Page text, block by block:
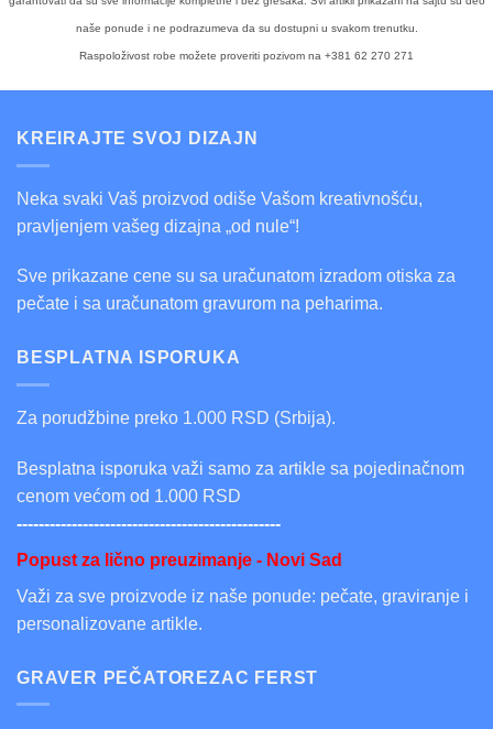
naše ponude i ne podrazumeva da su dostupni u svakom trenutku.
Raspoloživost robe možete proveriti pozivom na +381 62 270 271
KREIRAJTE SVOJ DIZAJN
Neka svaki Vaš proizvod odiše Vašom kreativnošću,
pravljenjem vašeg dizajna „od nule“!
Sve prikazane cene su sa uračunatom izradom otiska za
pečate i sa uračunatom gravurom na peharima.
BESPLATNA ISPORUKA
Za porudžbine preko 1.000 RSD (Srbija).
Besplatna isporuka važi samo za artikle sa pojedinačnom
cenom većom od 1.000 RSD
------------------------------------------------
Popust za lično preuzimanje - Novi Sad
Važi za sve proizvode iz naše ponude: pečate, graviranje i
personalizovane artikle.
GRAVER PEČATOREZAC FERST